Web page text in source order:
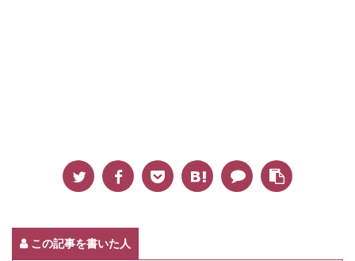
この記事を書いた人